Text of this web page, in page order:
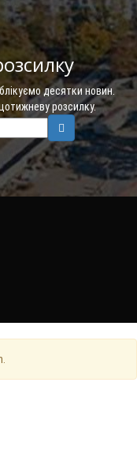
десятки новин.
розсилку.